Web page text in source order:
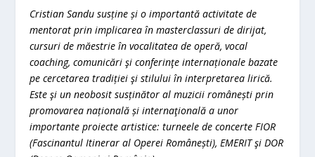
Cristian Sandu susține și o importantă activitate de
mentorat prin implicarea în masterclassuri de dirijat,
cursuri de măestrie în vocalitatea de operă, vocal
coaching, comunicări şi conferinţe internaționale bazate
pe cercetarea tradiției şi stilului în interpretarea lirică.
Este şi un neobosit susținător al muzicii românești prin
promovarea națională și internaţională a unor
importante proiecte artistice: turneele de concerte FIOR
(Fascinantul Itinerar al Operei Românești), EMERIT şi DOR